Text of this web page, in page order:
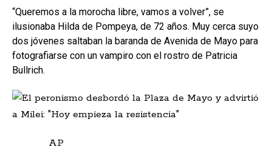
“Queremos a la morocha libre, vamos a volver”, se
ilusionaba Hilda de Pompeya, de 72 años. Muy cerca suyo
dos jóvenes saltaban la baranda de Avenida de Mayo para
fotografiarse con un vampiro con el rostro de Patricia
Bullrich.
AP